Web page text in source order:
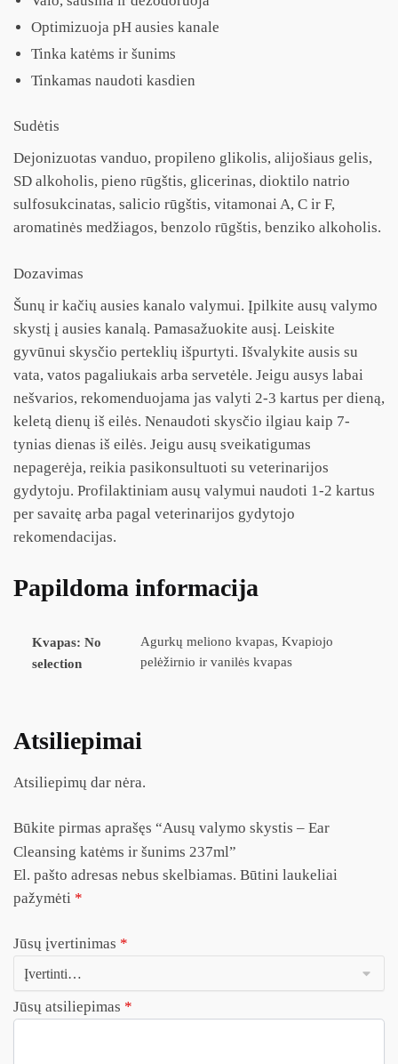
Optimizuoja pH ausies kanale
Tinka katėms ir šunims
Tinkamas naudoti kasdien
Sudėtis
Dejonizuotas vanduo, propileno glikolis, alijošiaus gelis,
SD alkoholis, pieno rūgštis, glicerinas, dioktilo natrio
sulfosukcinatas, salicio rūgštis, vitamonai A, C ir F,
aromatinės medžiagos, benzolo rūgštis, benziko alkoholis.
Dozavimas
Šunų ir kačių ausies kanalo valymui. Įpilkite ausų valymo
skystį į ausies kanalą. Pamasažuokite ausį. Leiskite
gyvūnui skysčio perteklių išpurtyti. Išvalykite ausis su
vata, vatos pagaliukais arba servetėle. Jeigu ausys labai
nešvarios, rekomenduojama jas valyti 2-3 kartus per dieną,
keletą dienų iš eilės. Nenaudoti skysčio ilgiau kaip 7-
tynias dienas iš eilės. Jeigu ausų sveikatigumas
nepagerėja, reikia pasikonsultuoti su veterinarijos
gydytoju. Profilaktiniam ausų valymui naudoti 1-2 kartus
per savaitę arba pagal veterinarijos gydytojo
rekomendacijas.
Papildoma informacija
Kvapas: No
selection
Agurkų meliono kvapas, Kvapiojo
pelėžirnio ir vanilės kvapas
Atsiliepimai
Atsiliepimų dar nėra.
Būkite pirmas aprašęs “Ausų valymo skystis – Ear
Cleansing katėms ir šunims 237ml”
El. pašto adresas nebus skelbiamas. Būtini laukeliai
pažymėti *
Jūsų įvertinimas *
Jūsų atsiliepimas *